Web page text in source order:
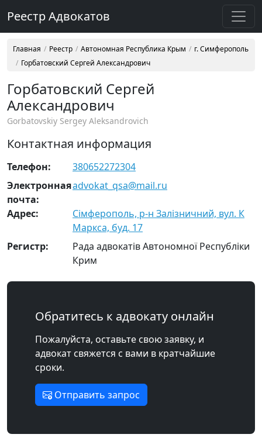
Реестр Адвокатов
Главная Реестр Автономная Республика Крым
г. Симферополь
Горбатовский Сергей Александрович
Горбатовский Сергей
Александрович
Gorbatovskiy Sergey Aleksandrovich
Контактная информация
Телефон:
380652272304
Электронная
почта:
advokat_qsa@mail.ru
Адрес:
Сімферополь, р-н Залізничний, вул. К
Маркса, буд. 17
Регистр:
Рада адвокатів Автономної Республіки
Крим
Обратитесь к адвокату онлайн
Пожалуйста, оставьте свою заявку, и
адвокат свяжется с вами в кратчайшие
сроки.
Отправить запрос